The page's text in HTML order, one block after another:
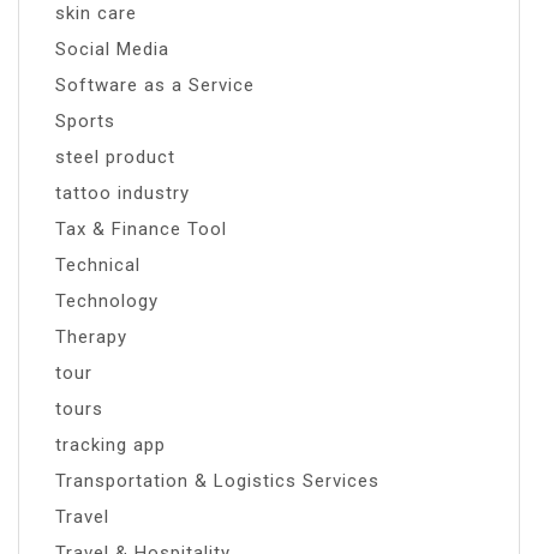
skin care
Social Media
Software as a Service
Sports
steel product
tattoo industry
Tax & Finance Tool
Technical
Technology
Therapy
tour
tours
tracking app
Transportation & Logistics Services
Travel